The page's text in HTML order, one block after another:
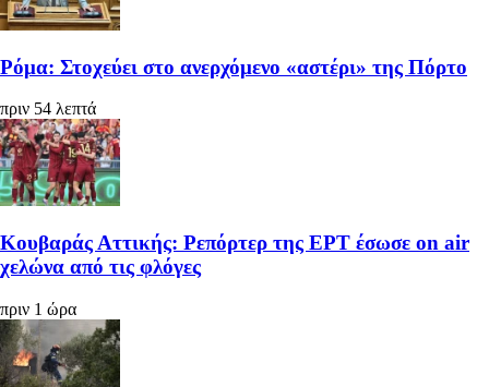
Ρόμα: Στοχεύει στο ανερχόμενο «αστέρι» της Πόρτο
πριν 54 λεπτά
Κουβαράς Αττικής: Ρεπόρτερ της ΕΡΤ έσωσε on air
χελώνα από τις φλόγες
πριν 1 ώρα